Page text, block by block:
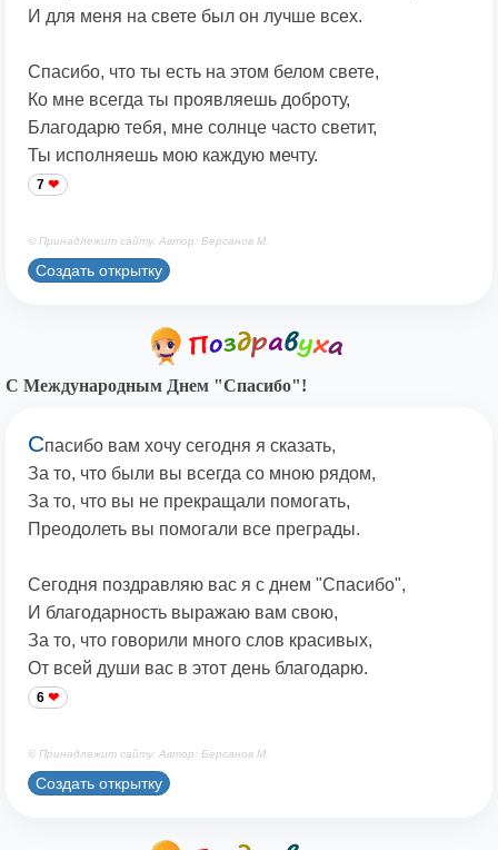
И для меня на свете был он лучше всех.
Спасибо, что ты есть на этом белом свете,
Ко мне всегда ты проявляешь доброту,
Благодарю тебя, мне солнце часто светит,
Ты исполняешь мою каждую мечту.
7
© Принадлежит сайту. Автор: Берсанов М.
Создать открытку
С Международным Днем "Спасибо"!
Спасибо вам хочу сегодня я сказать,
За то, что были вы всегда со мною рядом,
За то, что вы не прекращали помогать,
Преодолеть вы помогали все преграды.
Сегодня поздравляю вас я с днем "Спасибо",
И благодарность выражаю вам свою,
За то, что говорили много слов красивых,
От всей души вас в этот день благодарю.
6
© Принадлежит сайту. Автор: Берсанов М.
Создать открытку